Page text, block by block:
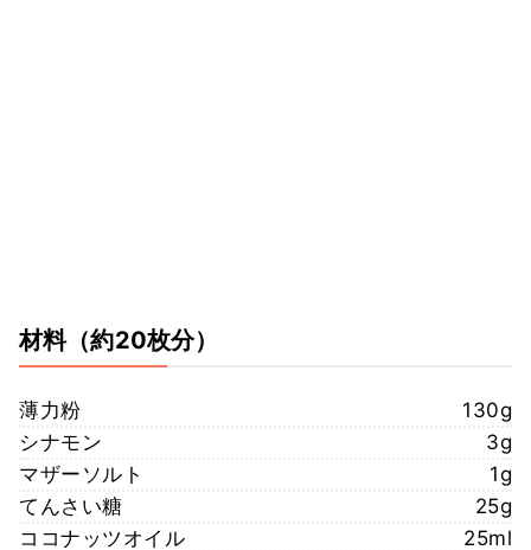
材料（約20枚分）
薄力粉
130g
シナモン
3g
マザーソルト
1g
てんさい糖
25g
ココナッツオイル
25ml